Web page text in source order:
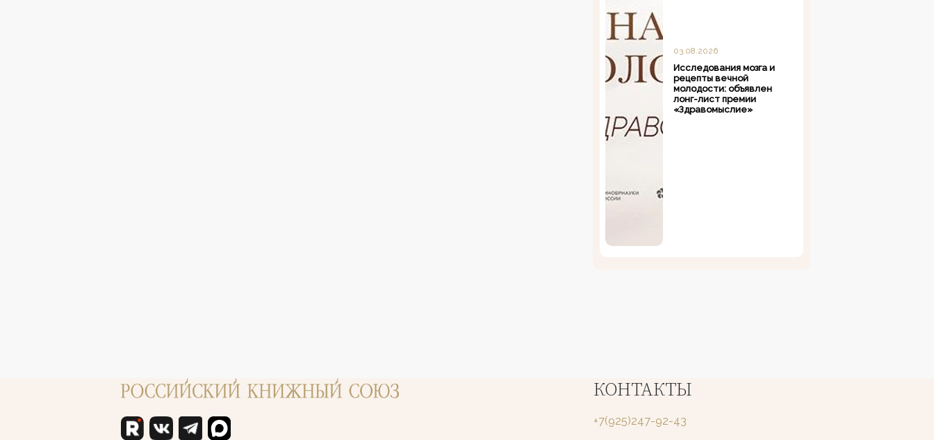
03.08.2026
Исследования мозга и
рецепты вечной
молодости: объявлен
лонг-лист премии
«Здравомыслие»
КОНТАКТЫ
+7(925)247-92-43